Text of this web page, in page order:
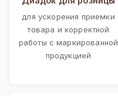
для ускорения приемки
товара и корректной
работы с маркированной
продукцией